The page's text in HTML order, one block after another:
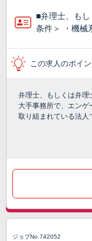
■弁理士、も
条件＞ ・機械
この求人のポイン
弁理士、もしくは弁理
大手事務所で、エンゲ
取り組まれている法人
ジョブNo.742052